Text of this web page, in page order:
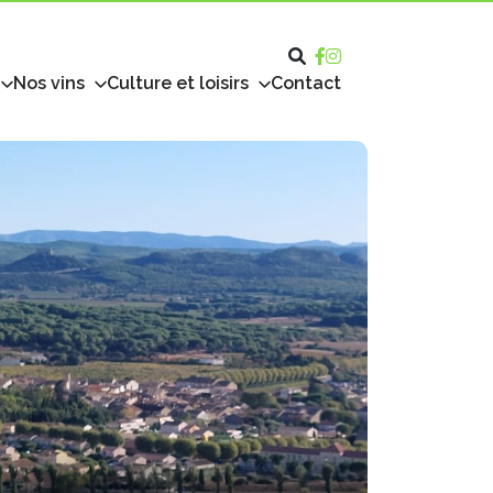
Nos vins Culture et loisirs Contact